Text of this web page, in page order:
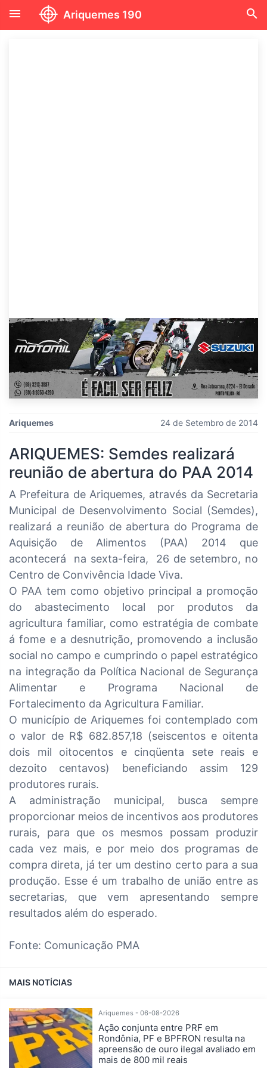
menu Ariquemes 190 search
Ariquemes 24 de Setembro de 2014
ARIQUEMES: Semdes realizará
reunião de abertura do PAA 2014
A Prefeitura de Ariquemes, através da Secretaria
Municipal de Desenvolvimento Social (Semdes),
realizará a reunião de abertura do Programa de
Aquisição de Alimentos (PAA) 2014 que
acontecerá na sexta-feira, 26 de setembro, no
Centro de Convivência Idade Viva.
O PAA tem como objetivo principal a promoção
do abastecimento local por produtos da
agricultura familiar, como estratégia de combate
á fome e a desnutrição, promovendo a inclusão
social no campo e cumprindo o papel estratégico
na integração da Política Nacional de Segurança
Alimentar e Programa Nacional de
Fortalecimento da Agricultura Familiar.
O município de Ariquemes foi contemplado com
o valor de R$ 682.857,18 (seiscentos e oitenta
dois mil oitocentos e cinqüenta sete reais e
dezoito centavos) beneficiando assim 129
produtores rurais.
A administração municipal, busca sempre
proporcionar meios de incentivos aos produtores
rurais, para que os mesmos possam produzir
cada vez mais, e por meio dos programas de
compra direta, já ter um destino certo para a sua
produção. Esse é um trabalho de união entre as
secretarias, que vem apresentando sempre
resultados além do esperado.
Fonte: Comunicação PMA
MAIS NOTÍCIAS
Ariquemes - 06-08-2026
Ação conjunta entre PRF em
Rondônia, PF e BPFRON resulta na
apreensão de ouro ilegal avaliado em
mais de 800 mil reais